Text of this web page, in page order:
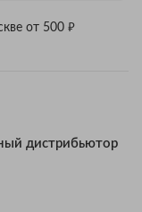
от 500 ₽
дистрибьютор